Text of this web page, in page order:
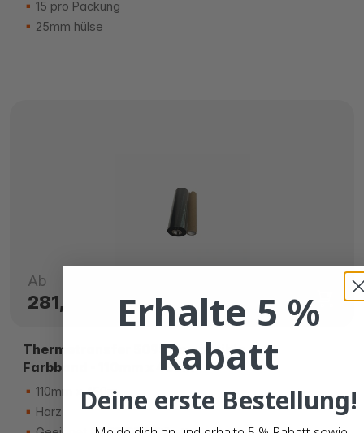
15 pro Packung
25mm hülse
Ab
281,
Thermotransfer 5095 Kompatible
Farbband - 110mm x 450m
110mm x 450m
Harz
Erhalte 5 %
Rabatt
Deine erste Bestellung!